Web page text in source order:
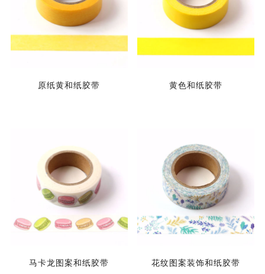
原纸黄和纸胶带 黄色和纸胶带
马卡龙图案和纸胶带 花纹图案装饰和纸胶带